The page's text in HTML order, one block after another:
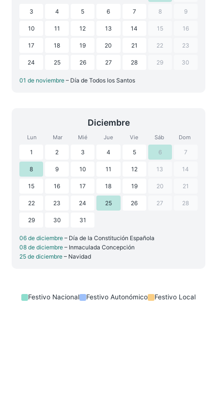
3 4 5 6 7 8 9
10 11 12 13 14 15 16
17 18 19 20 21 22 23
24 25 26 27 28 29 30
01 de noviembre – Día de Todos los Santos
Diciembre
Lun Mar Mié Jue Vie Sáb Dom
1 2 3 4 5 6 7
8 9 10 11 12 13 14
15 16 17 18 19 20 21
22 23 24 25 26 27 28
29 30 31
06 de diciembre – Día de la Constitución Española
08 de diciembre – Inmaculada Concepción
25 de diciembre – Navidad
Festivo Nacional Festivo Autonómico Festivo Local